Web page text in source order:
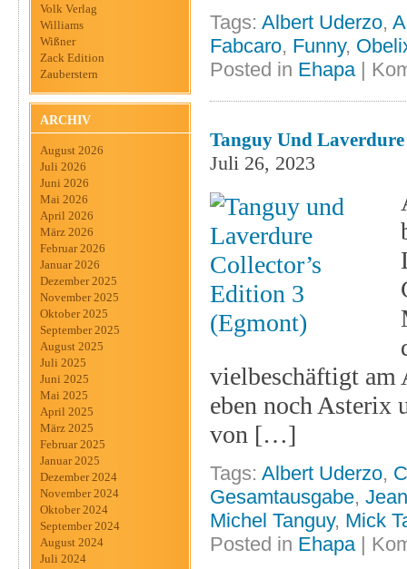
Volk Verlag
Williams
Wißner
Zack Edition
Zauberstern
ARCHIV
August 2026
Juli 2026
Juni 2026
Mai 2026
April 2026
März 2026
Februar 2026
Januar 2026
Dezember 2025
November 2025
Oktober 2025
September 2025
August 2025
Juli 2025
Juni 2025
Mai 2025
April 2025
März 2025
Februar 2025
Januar 2025
Dezember 2024
November 2024
Oktober 2024
September 2024
August 2024
Juli 2024
Tags: Albert Uderzo,
Fabcaro, Funny,
Posted in Ehapa |
Tanguy Und
Juli 26, 2023
vielbeschäftigt am
eben noch Asterix
von […]
Tags: Albert Uderzo,
Gesamtausgabe,
Michel Tanguy, Mick
Posted in Ehapa |